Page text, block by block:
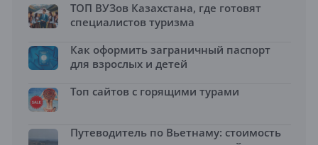
ТОП ВУЗов Казахстана, где готовят
специалистов туризма
Как оформить заграничный паспорт
для взрослых и детей
Топ сайтов с горящими турами
Путеводитель по Вьетнаму: стоимость